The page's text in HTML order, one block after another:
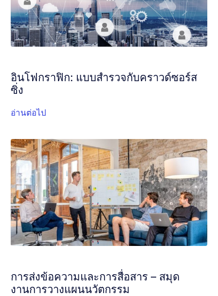
อินโฟกราฟิก: แบบสำรวจกับคราวด์ซอร์ส
ซิ่ง
อ่านต่อไป
การส่งข้อความและการสื่อสาร – สมุด
งานการวางแผนนวัตกรรม